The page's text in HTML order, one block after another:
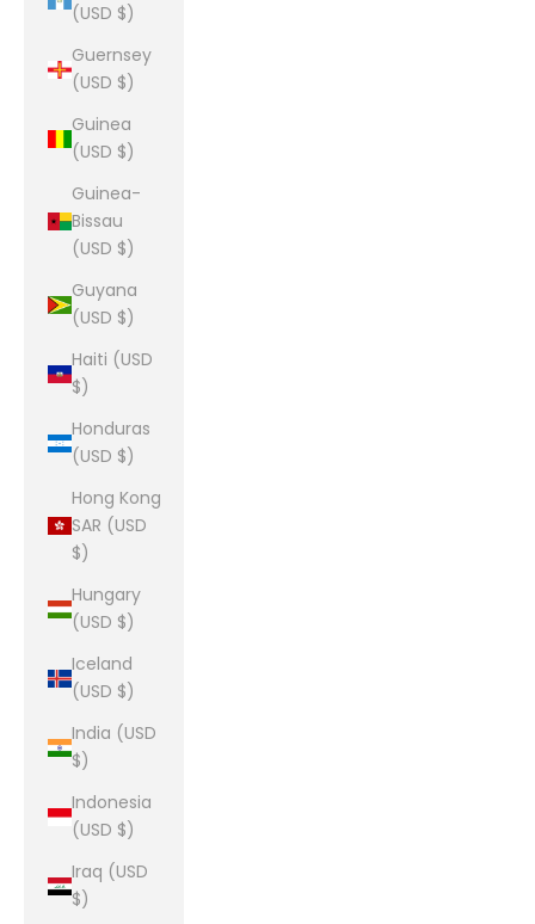
(USD $)
Guernsey
(USD $)
Guinea
(USD $)
Guinea-
Bissau
(USD $)
Guyana
(USD $)
Haiti (USD
$)
Honduras
(USD $)
Hong Kong
SAR (USD
$)
Hungary
(USD $)
Iceland
(USD $)
India (USD
$)
Indonesia
(USD $)
Iraq (USD
$)